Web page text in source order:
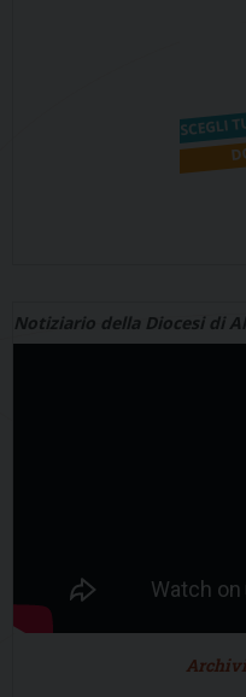
Notiziario della Diocesi di